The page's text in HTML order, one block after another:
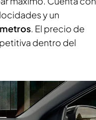
y un
. El precio de
dentro del